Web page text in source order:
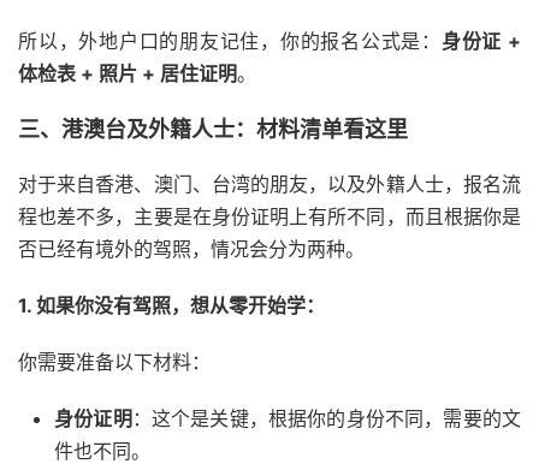
所以，外地户口的朋友记住，你的报名公式是： 身份证 +
体检表 + 照片 + 居住证明。
三、港澳台及外籍人士：材料清单看这里
对于来自香港、澳门、台湾的朋友，以及外籍人士，报名流
程也差不多，主要是在身份证明上有所不同，而且根据你是
否已经有境外的驾照，情况会分为两种。
1. 如果你没有驾照，想从零开始学：
你需要准备以下材料：
身份证明 ：这个是关键，根据你的身份不同，需要的文
件也不同。